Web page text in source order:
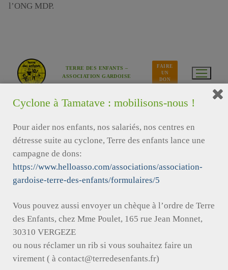
l’ONG MDP.
Cyclone à Tamatave : mobilisons-nous !
Pour aider nos enfants, nos salariés, nos centres en
détresse suite au cyclone, Terre des enfants lance une
campagne de dons:
https://www.helloasso.com/associations/association-
gardoise-terre-des-enfants/formulaires/5
Vous pouvez aussi envoyer un chèque à l’ordre de Terre
des Enfants, chez Mme Poulet, 165 rue Jean Monnet,
30310 VERGEZE
ou nous réclamer un rib si vous souhaitez faire un
virement ( à contact@terredesenfants.fr)